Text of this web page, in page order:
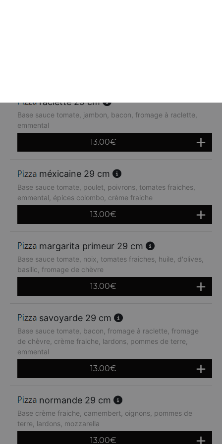
raclette 29 cm
Base sauce tomate, jambon, bacon, fromage à raclette,
emmental
13.00€
méxicaine 29 cm
Base sauce tomate, poulet, poivrons, tomates fraiches,
emmental, épices colombo, crème fraiche
13.00€
margarita primeur 29 cm
Base sauce tomate, noix, tomates fraiches, huile, d'olives,
basilic, fromage de chèvre
13.00€
savoyarde 29 cm
Base sauce tomate, bacon, fromage à raclette, fromage
de chèvre, crème fraiche, lardons, pommes de terre,
emmental
13.00€
normande 29 cm
Base crème fraiche, camembert, oignons, pommes de
terre, lardons, mozzarella
13.00€